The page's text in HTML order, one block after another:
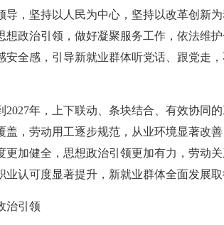
会议展览业协会走访调研
恒泰博车拍卖有限公司
党日活动
合党支部召开组织生活会并开展民主评
教授作品展
导，坚持以人民为中心，坚持以改革创新
想政治引领，做好凝聚服务工作，依法维
安全感，引导新就业群体听党话、跟党走
年，上下联动、条块结合、有效协同的
盖，劳动用工逐步规范，从业环境显著改
更加健全，思想政治引领更加有力，劳动
业认可度显著提升，新就业群体全面发展取
引领